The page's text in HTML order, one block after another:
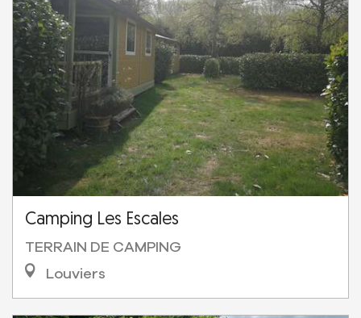
Camping Les Escales
TERRAIN DE CAMPING
Louviers